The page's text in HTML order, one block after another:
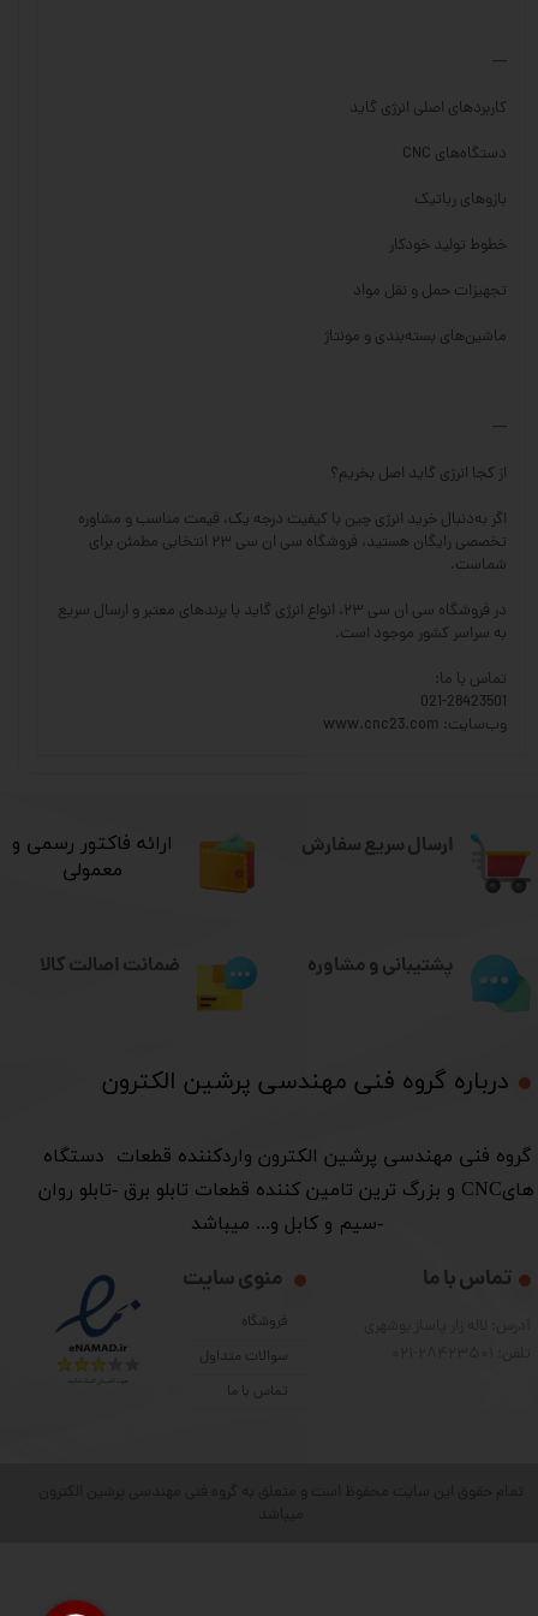
---
کاربردهای اصلی انرژی گاید
دستگاه‌های CNC
بازوهای رباتیک
خطوط تولید خودکار
تجهیزات حمل و نقل مواد
ماشین‌های بسته‌بندی و مونتاژ
---
از کجا انرژی گاید اصل بخریم؟
اگر به‌دنبال خرید انرژی چین با کیفیت درجه یک، قیمت مناسب و مشاوره
تخصصی رایگان هستید، فروشگاه سی ان سی ۲۳ انتخابی مطمئن برای
شماست.
در فروشگاه سی ان سی ۲۳، انواع انرژی گاید با برندهای معتبر و ارسال سریع
به سراسر کشور موجود است.
تماس با ما:
021-28423501
وب‌سایت: www.cnc23.com
ارسال سریع سفارش
درباره گروه فنی مهندسی پرشین الکترون​​​​​​​
​گروه فنی مهندسی پرشین الکترون واردکننده قطعات دستگاه
هایCNC و بزرگ ترین تامین کننده قطعات تابلو برق -تابلو روان
-سیم و کابل و... میباشد
منوی سایت
فروشگاه
سوالات متداول
تماس با ما
تماس با ما
​ارائه فاکتور رسمی و
معمولی
پشتیبانی و مشاوره ضمانت اصالت کالا